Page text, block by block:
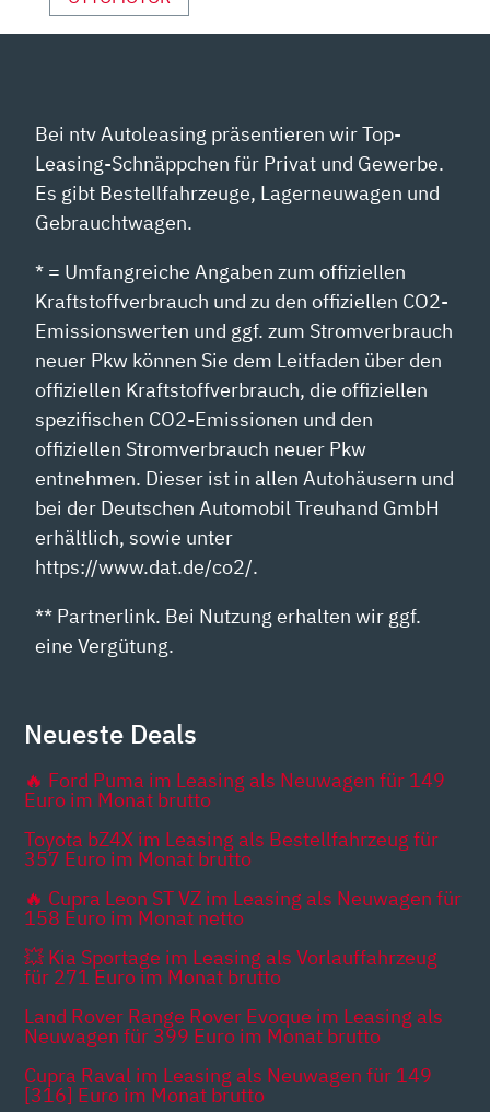
Bei ntv Autoleasing präsentieren wir Top-
Leasing-Schnäppchen für Privat und Gewerbe.
Es gibt Bestellfahrzeuge, Lagerneuwagen und
Gebrauchtwagen.
* = Umfangreiche Angaben zum offiziellen
Kraftstoffverbrauch und zu den offiziellen CO2-
Emissionswerten und ggf. zum Stromverbrauch
neuer Pkw können Sie dem Leitfaden über den
offiziellen Kraftstoffverbrauch, die offiziellen
spezifischen CO2-Emissionen und den
offiziellen Stromverbrauch neuer Pkw
entnehmen. Dieser ist in allen Autohäusern und
bei der Deutschen Automobil Treuhand GmbH
erhältlich, sowie unter
https://www.dat.de/co2/.
** Partnerlink. Bei Nutzung erhalten wir ggf.
eine Vergütung.
Neueste Deals
🔥 Ford Puma im Leasing als Neuwagen für 149
Euro im Monat brutto
Toyota bZ4X im Leasing als Bestellfahrzeug für
357 Euro im Monat brutto
🔥 Cupra Leon ST VZ im Leasing als Neuwagen für
158 Euro im Monat netto
💥 Kia Sportage im Leasing als Vorlauffahrzeug
für 271 Euro im Monat brutto
Land Rover Range Rover Evoque im Leasing als
Neuwagen für 399 Euro im Monat brutto
Cupra Raval im Leasing als Neuwagen für 149
[316] Euro im Monat brutto